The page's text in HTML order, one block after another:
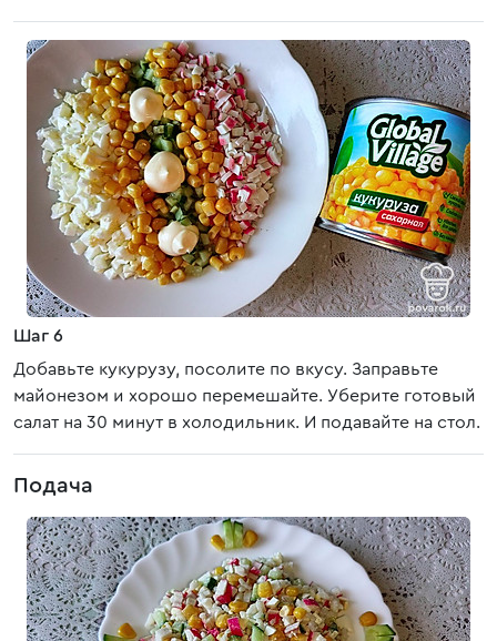
Шаг 6
Добавьте кукурузу, посолите по вкусу. Заправьте
майонезом и хорошо перемешайте. Уберите готовый
салат на 30 минут в холодильник. И подавайте на стол.
Подача